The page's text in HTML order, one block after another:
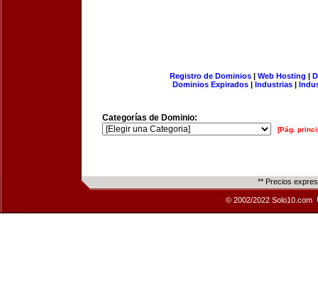
Registro de Dominios| Web Hosting |
Dominios Expirados | Industrias |
Categorías de Dominio:
[Pág.
** Precios
© 2002/2022 Solo10.com